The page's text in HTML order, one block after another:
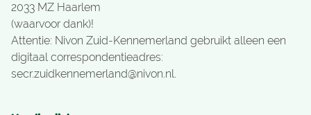
2033 MZ Haarlem
(waarvoor dank)!
Attentie: Nivon Zuid-Kennemerland gebruikt alleen een
digitaal correspondentieadres:
secr.zuidkennemerland@nivon.nl.